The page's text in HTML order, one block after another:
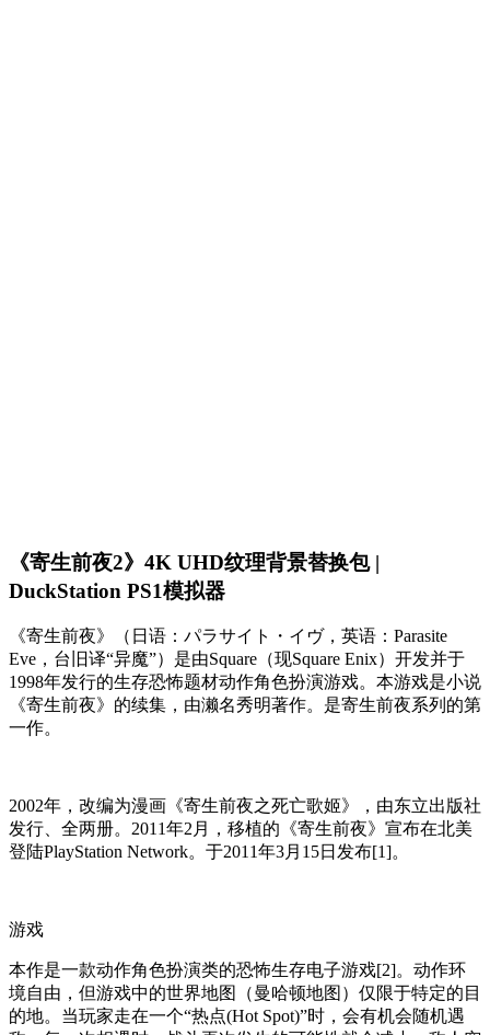
《寄生前夜2》4K UHD纹理背景替换包 |
DuckStation PS1模拟器
《寄生前夜》（日语：パラサイト・イヴ，英语：Parasite
Eve，台旧译“异魔”）是由Square（现Square Enix）开发并于
1998年发行的生存恐怖题材动作角色扮演游戏。本游戏是小说
《寄生前夜》的续集，由濑名秀明著作。是寄生前夜系列的第
一作。
2002年，改编为漫画《寄生前夜之死亡歌姬》，由东立出版社
发行、全两册。2011年2月，移植的《寄生前夜》宣布在北美
登陆PlayStation Network。于2011年3月15日发布[1]。
游戏
本作是一款动作角色扮演类的恐怖生存电子游戏[2]。动作环
境自由，但游戏中的世界地图（曼哈顿地图）仅限于特定的目
的地。当玩家走在一个“热点(Hot Spot)”时，会有机会随机遇